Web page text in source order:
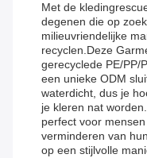
Met de
degenen die op
milieuvriendelijke
recyclen.Deze
gerecyclede PE/PP/
een unieke ODM
waterdicht, dus je
je kleren nat
perfect voor
verminderen van
op een stijlvolle